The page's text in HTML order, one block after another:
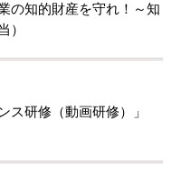
の知的財産を守れ！～知
）
ス研修（動画研修）」